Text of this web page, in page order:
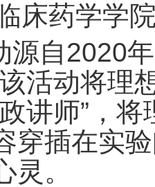
床药学学
源自2020
活动将理
讲师”，
穿插在实
。